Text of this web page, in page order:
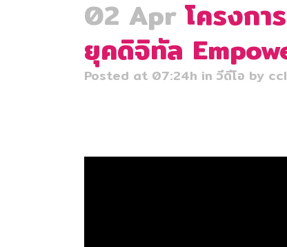
02 Apr โครงกา
ยุคดิจิทัล
Posted at 07:24h in วีดีโอ by